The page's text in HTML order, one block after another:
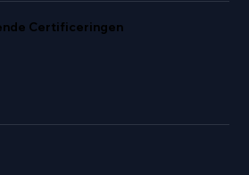
Certificeringen